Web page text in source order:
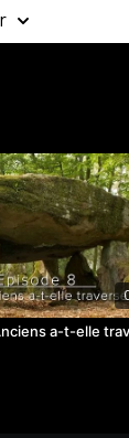
a-t-elle